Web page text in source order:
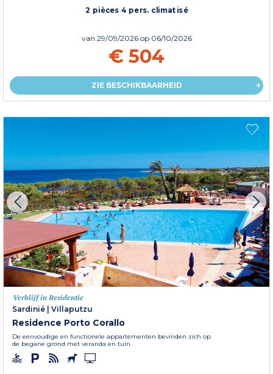
2 pièces 4 pers. climatisé
van 29/09/2026 op 06/10/2026
€ 504
ZIE BESCHIKBAARHEID
Verblijf in Residentie
Sardinië | Villaputzu
Residence Porto Corallo
De eenvoudige en functionele appartementen bevinden zich op
de begane grond met veranda en tuin.